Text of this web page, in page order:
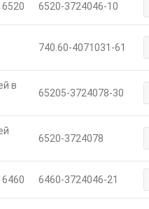
6520-3724046-10
740.60-4071031-61
в
65205-3724078-30
6520-3724078
6460-3724046-21